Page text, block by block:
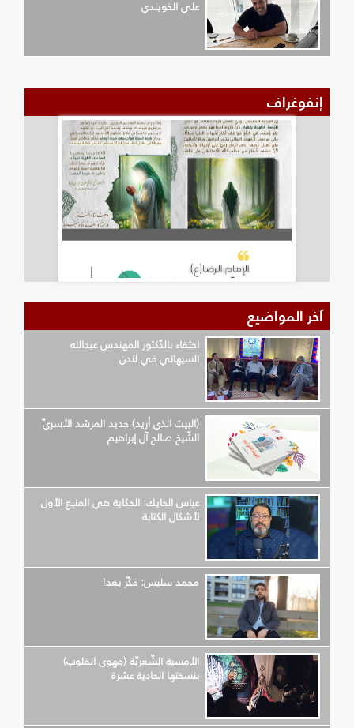
علي الخويلدي
إنفوغراف
آخر المواضيع
احتفاء بالدّكتور المهندس عبدالله
السيهاتي في لندن
(البيت الذي أريد) جديد المرشد الأسريّ
الشّيخ صالح آل إبراهيم
عباس الحايك: الحكاية هي المنبع الأول
لأشكال الكتابة
محمد سليس: فكّر بعد!
الأمسية الشّعريّة (مهوى القلوب)
بنسختها الحادية عشرة